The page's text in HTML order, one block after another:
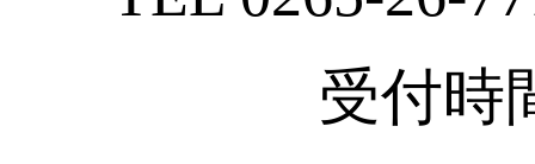
受付時